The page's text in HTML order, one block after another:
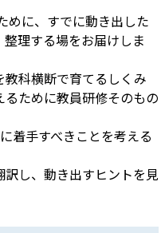
めに、すでに動き出した
理する場をお届けしま
科横断で育てるしくみ
ために教員研修そのもの
着手すべきことを考える
し、動き出すヒントを見